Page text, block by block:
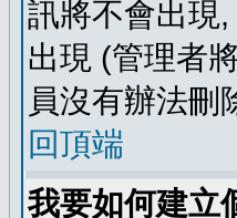
訊將不會出現
出現 (管理者
員沒有辦法刪
回頂端
我要如何建立